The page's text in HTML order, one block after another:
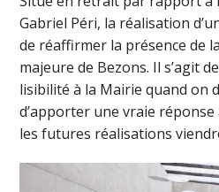
Gabriel Péri, la réalisation
de réaffirmer la présence de
majeure de Bezons. Il s’agit
lisibilité à la Mairie quand on
d’apporter une vraie réponse
les futures réalisations